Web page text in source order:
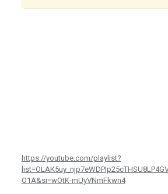
https://youtube.com/playlist?
O1A&si=wOtK-mUyVNmFkwn4